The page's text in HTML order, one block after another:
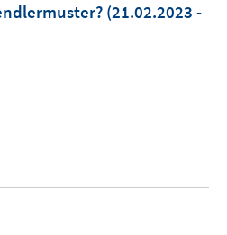
(21.02.2023 -